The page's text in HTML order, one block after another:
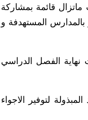
ماتزال قائمة بمشاركة
بالمدارس المستهدفة و
نهاية الفصل الدراسي
لتوفير الاجواء